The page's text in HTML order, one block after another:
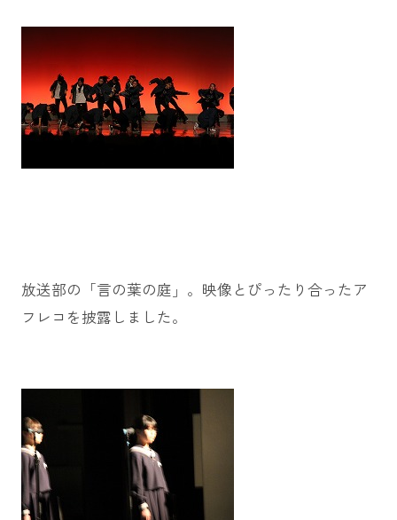
放送部の「言の葉の庭」。映像とぴったり合ったア
フレコを披露しました。